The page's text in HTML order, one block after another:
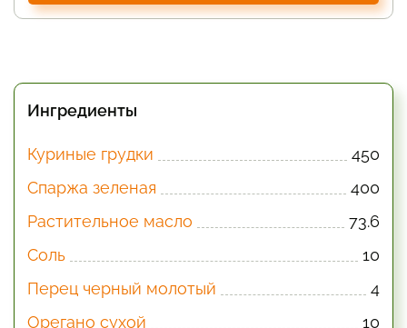
Ингредиенты
Куриные грудки
450
Спаржа зеленая
400
Растительное масло
73.6
Соль
10
Перец черный молотый
4
Орегано сухой
10